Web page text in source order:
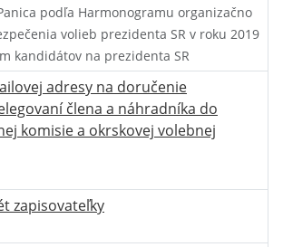
podľa Harmonogramu organizačno
volieb prezidenta SR v roku 2019
kandidátov na prezidenta SR
adresy na doručenie
člena a náhradníka do
komisie a okrskovej volebnej
zapisovateľky